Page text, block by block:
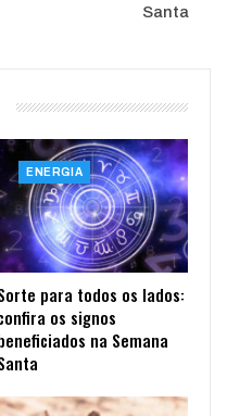
Santa
ENERGIA
para todos os lados:
os signos
na Semana